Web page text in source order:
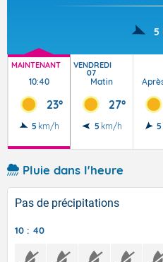
5
MAINTENANT
10:40
23°
5 km/h
VENDREDI
07
Matin
27°
5 km/h 5
Pluie dans l'heure
Pas de précipitations
10 : 40